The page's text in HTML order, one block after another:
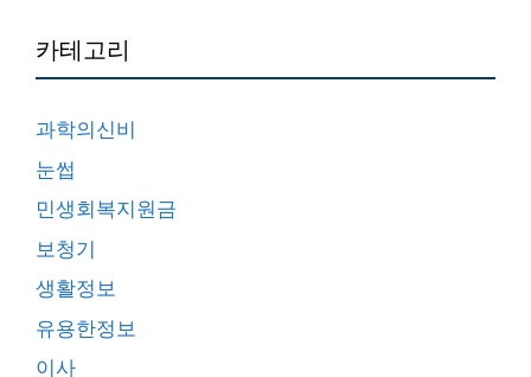
카테고리
과학의신비
눈썹
민생회복지원금
보청기
생활정보
유용한정보
이사